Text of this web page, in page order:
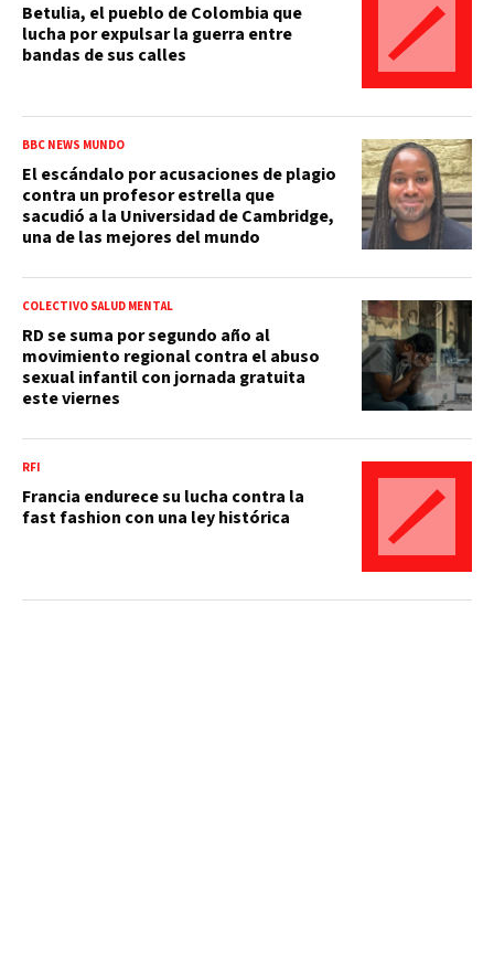
Betulia, el pueblo de Colombia que
lucha por expulsar la guerra entre
bandas de sus calles
BBC NEWS MUNDO
El escándalo por acusaciones de plagio
contra un profesor estrella que
sacudió a la Universidad de Cambridge,
una de las mejores del mundo
COLECTIVO SALUD MENTAL
RD se suma por segundo año al
movimiento regional contra el abuso
sexual infantil con jornada gratuita
este viernes
RFI
Francia endurece su lucha contra la
fast fashion con una ley histórica